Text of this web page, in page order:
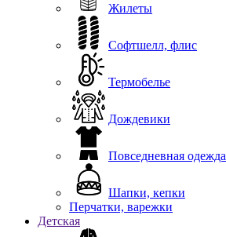
Жилеты
Софтшелл, флис
Термобелье
Дождевики
Повседневная одежда
Шапки, кепки
Перчатки, варежки
Детская